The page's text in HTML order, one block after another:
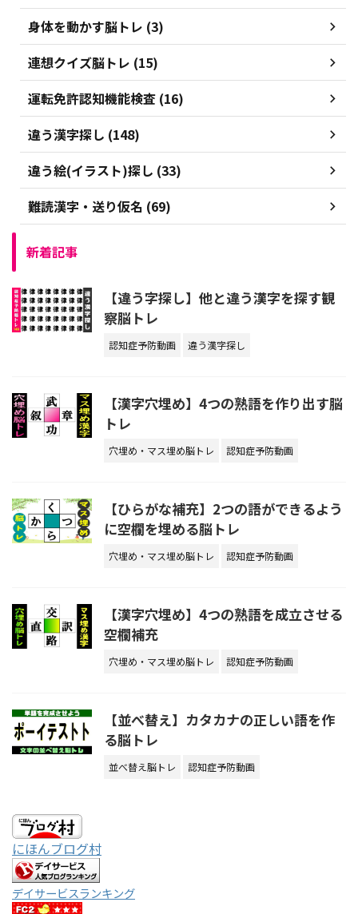
身体を動かす脳トレ (3)
連想クイズ脳トレ (15)
運転免許認知機能検査 (16)
違う漢字探し (148)
違う絵(イラスト)探し (33)
難読漢字・送り仮名 (69)
新着記事
【違う字探し】他と違う漢字を探す観
察脳トレ
認知症予防動画 違う漢字探し
【漢字穴埋め】4つの熟語を作り出す脳
トレ
穴埋め・マス埋め脳トレ 認知症予防動画
【ひらがな補充】2つの語ができるよう
に空欄を埋める脳トレ
穴埋め・マス埋め脳トレ 認知症予防動画
【漢字穴埋め】4つの熟語を成立させる
空欄補充
穴埋め・マス埋め脳トレ 認知症予防動画
【並べ替え】カタカナの正しい語を作
る脳トレ
並べ替え脳トレ 認知症予防動画
にほんブログ村
デイサービスランキング